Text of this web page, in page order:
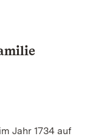
Jahr 1734 auf